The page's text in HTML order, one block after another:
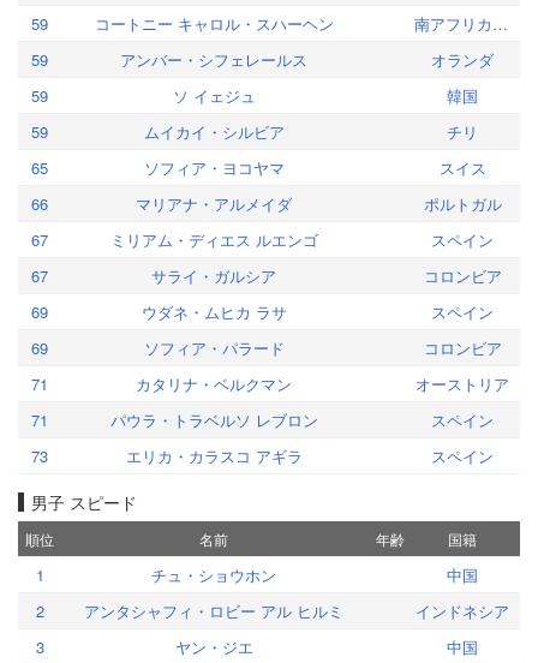
59
コートニー キャロル・スハーヘン
南アフリカ共和国
59
アンバー・シフェレールス
オランダ
59
ソ イェジュ
韓国
59
ムイカイ・シルビア
チリ
65
ソフィア・ヨコヤマ
スイス
66
マリアナ・アルメイダ
ポルトガル
67
ミリアム・ディエス ルエンゴ
スペイン
67
サライ・ガルシア
コロンビア
69
ウダネ・ムヒカ ラサ
スペイン
69
ソフィア・パラード
コロンビア
71
カタリナ・ベルクマン
オーストリア
71
パウラ・トラベルソ レブロン
スペイン
73
エリカ・カラスコ アギラ スペイン
男子 スピード
順位 名前 年齢 国籍
1 チュ・ショウホン
中国
2
アンタシャフィ・ロビー アル ヒルミ
インドネシア
3
ヤン・ジエ
中国